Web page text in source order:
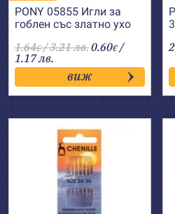
PONY 05855 Игли за
гоблен със златно ухо
1.64€/ 3.21 лв.0.60€ /
1.17 лв.
виж